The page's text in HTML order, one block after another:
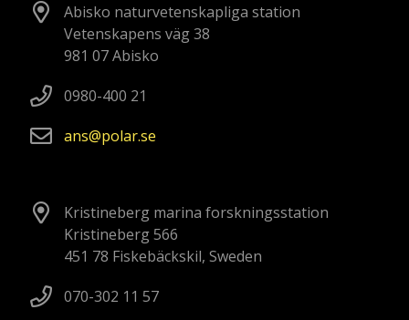
Abisko naturvetenskapliga station
Vetenskapens väg 38
981 07 Abisko
0980-400 21
ans
polarse
Kristineberg marina forskningsstation
Kristineberg 566
451 78 Fiskebäckskil, Sweden
070-302 11 57